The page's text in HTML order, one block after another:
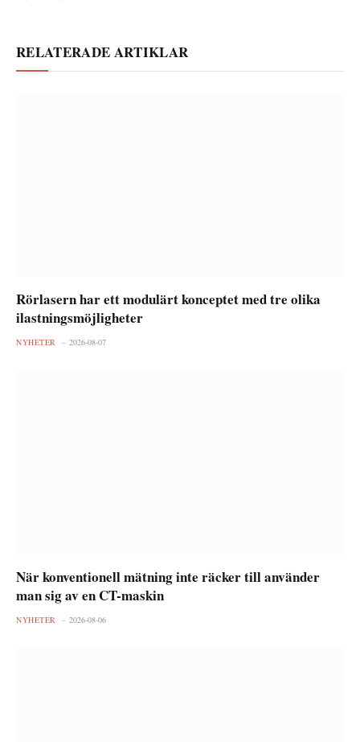
RELATERADE ARTIKLAR
Rörlasern har ett modulärt konceptet med tre olika
ilastningsmöjligheter
NYHETER 2026-08-07
När konventionell mätning inte räcker till använder
man sig av en CT-maskin
NYHETER 2026-08-06